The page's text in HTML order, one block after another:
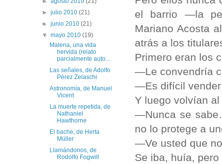
el barrio —la
Mariano Acosta
atrás a los
Primero eran los
—Le convendría
—Es difícil vender
Y luego volvían
—Nunca se
no lo protege a
—Ve usted que
Se iba, huía,
►julio 2010(21)
►junio 2010(21)
▼mayo 2010(19)
Malena, una vida
hervida (relato
parcialmente auto...
Las señales, de Adolfo
Pérez Zelaschi
Astronomía, de Manuel
Vicent
La muerte repetida, de
Nathaniel
Hawthorne
El bache, de Herta
Müller
Llamándonos, de
Rodolfo Fogwill